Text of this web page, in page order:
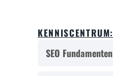
KENNISCENTRUM:
SEO Fundamenten